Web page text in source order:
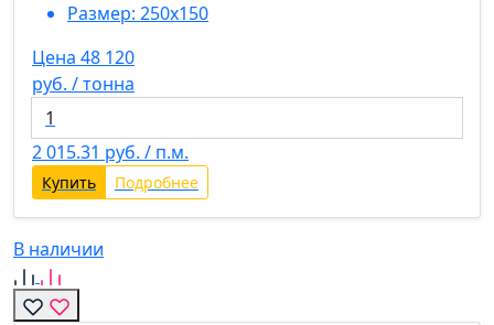
Размер: 250х150
Цена 48 120
руб. / тонна
2 015.31 руб. / п.м.
Купить Подробнее
В наличии